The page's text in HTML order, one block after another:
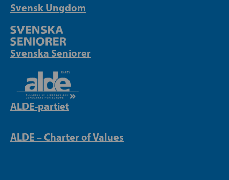
Svensk Ungdom
Svenska Seniorer
ALDE-partiet
ALDE – Charter of Values